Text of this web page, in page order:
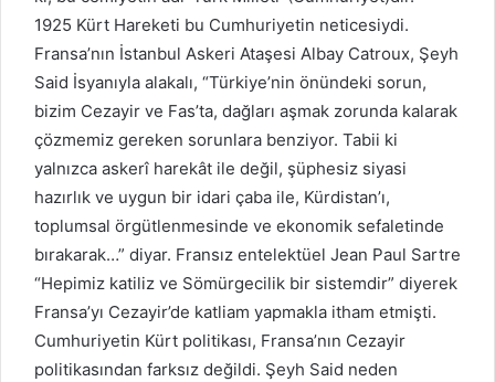
1925 Kürt Hareketi bu Cumhuriyetin neticesiydi.
Fransa’nın İstanbul Askeri Ataşesi Albay Catroux, Şeyh
Said İsyanıyla alakalı, “Türkiye’nin önündeki sorun,
bizim Cezayir ve Fas’ta, dağları aşmak zorunda kalarak
çözmemiz gereken sorunlara benziyor. Tabii ki
yalnızca askerî harekât ile değil, şüphesiz siyasi
hazırlık ve uygun bir idari çaba ile, Kürdistan’ı,
toplumsal örgütlenmesinde ve ekonomik sefaletinde
bırakarak…” diyar. Fransız entelektüel Jean Paul Sartre
“Hepimiz katiliz ve Sömürgecilik bir sistemdir” diyerek
Fransa’yı Cezayir’de katliam yapmakla itham etmişti.
Cumhuriyetin Kürt politikası, Fransa’nın Cezayir
politikasından farksız değildi. Şeyh Said neden